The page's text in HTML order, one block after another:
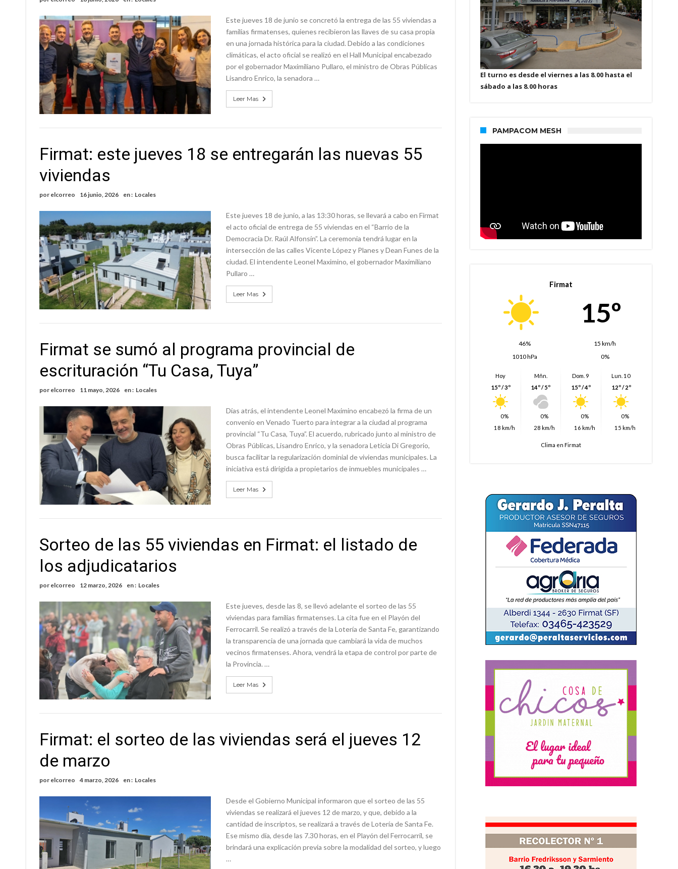
Distinguieron a Ramiro Maldonado, el campeón juvenil de malambo de Los Quirquinchos
Este jueves 18 de junio se concretó la entrega de las 55 viviendas a
familias firmatenses, quienes recibieron las llaves de su casa propia
en una jornada histórica para la ciudad. Debido a las condiciones
climáticas, el acto oficial se realizó en el Hall Municipal encabezado
por el gobernador Maximiliano Pullaro, el ministro de Obras Públicas
Lisandro Enrico, la senadora …
Leer Mas
Firmat: este jueves 18 se entregarán las nuevas 55
viviendas
por elcorreo 16 junio, 2026 en : Locales
Este jueves 18 de junio, a las 13:30 horas, se llevará a cabo en Firmat
el acto oficial de entrega de 55 viviendas en el “Barrio de la
Democracia Dr. Raúl Alfonsín”. La ceremonia tendrá lugar en la
intersección de las calles Vicente López y Planes y Dean Funes de la
ciudad. El intendente Leonel Maximino, el gobernador Maximiliano
Pullaro …
Leer Mas
Firmat se sumó al programa provincial de
escrituración “Tu Casa, Tuya”
por elcorreo 11 mayo, 2026 en : Locales
Días atrás, el intendente Leonel Maximino encabezó la firma de un
convenio en Venado Tuerto para integrar a la ciudad al programa
provincial “Tu Casa, Tuya”. El acuerdo, rubricado junto al ministro de
Obras Públicas, Lisandro Enrico, y la senadora Leticia Di Gregorio,
busca facilitar la regularización dominial de viviendas municipales. La
iniciativa está dirigida a propietarios de inmuebles municipales …
Leer Mas
Sorteo de las 55 viviendas en Firmat: el listado de
los adjudicatarios
por elcorreo 12 marzo, 2026 en : Locales
Este jueves, desde las 8, se llevó adelante el sorteo de las 55
viviendas para familias firmatenses. La cita fue en el Playón del
Ferrocarril. Se realizó a través de la Lotería de Santa Fe, garantizando
la transparencia de una jornada que cambiará la vida de muchos
vecinos firmatenses. Ahora, vendrá la etapa de control por parte de
la Provincia. …
Leer Mas
Firmat: el sorteo de las viviendas será el jueves 12
de marzo
por elcorreo 4 marzo, 2026 en : Locales
Desde el Gobierno Municipal informaron que el sorteo de las 55
viviendas se realizará el jueves 12 de marzo, y que, debido a la
cantidad de inscriptos, se realizará a través de Lotería de Santa Fe.
Ese mismo día, desde las 7.30 horas, en el Playón del Ferrocarril, se
brindará una explicación previa sobre la modalidad del sorteo, y luego
…
El turno es desde el viernes a las 8.00 hasta el
sábado a las 8.00 horas
PAMPACOM MESH
Firmat
15º
46%
15 km/h
1010 hPa
0%
Hoy
15º / 3º
0%
18 km/h
Mñn.
14º / 5º
0%
28 km/h
Dom. 9
15º / 4º
0%
16 km/h
Lun. 10
12º / 2º
0%
15 km/h
Clima en Firmat